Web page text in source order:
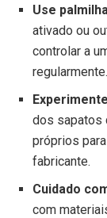
Use
ativado ou
controlar a
regularmente.
dos sapatos
próprios
fabricante.
Cuidado
com